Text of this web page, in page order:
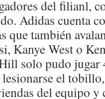
del filianl,
Adidas cuenta
que también
Kanye West o
solo pudo jugar
lesionarse el
del equipo y